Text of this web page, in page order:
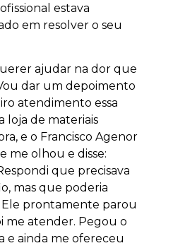
estava
em resolver o seu
ajudar na dor que
dar um depoimento
atendimento essa
loja de materiais
e o Francisco Agenor
me olhou e disse:
que precisava
mas que poderia
prontamente parou
me atender. Pegou o
e ainda me ofereceu